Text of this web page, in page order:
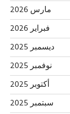
مارس 2026
فبراير 2026
ديسمبر 2025
نوفمبر 2025
أكتوبر 2025
سبتمبر 2025